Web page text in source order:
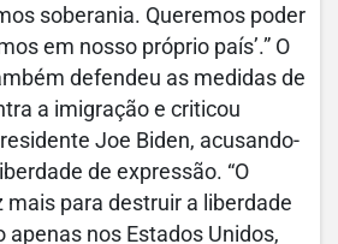
soberania. Queremos poder
em nosso próprio país’.” O
defendeu as medidas de
a imigração e criticou
Joe Biden, acusando-
de expressão. “O
mais para destruir a liberdade
apenas nos Estados Unidos,